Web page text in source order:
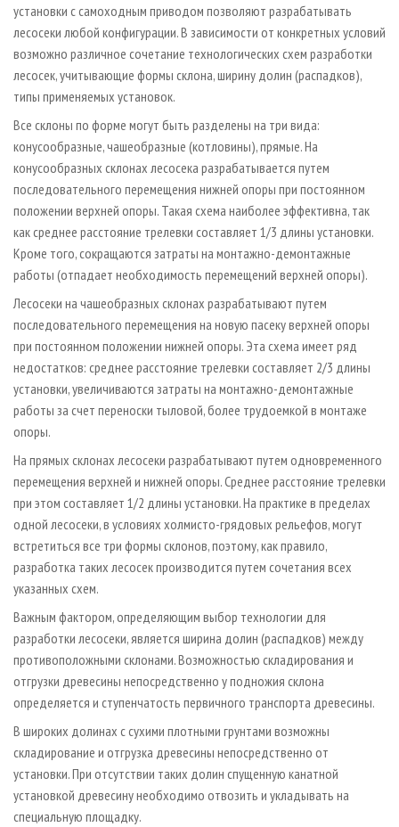
установки с самоходным приводом позволяют разрабатывать
лесосеки любой конфигурации. В зависимости от конкретных условий
возможно различное сочетание технологических схем разработки
лесосек, учитывающие формы склона, ширину долин (распадков),
типы применяемых установок.
Все склоны по форме могут быть разделены на три вида:
конусообразные, чашеобразные (котловины), прямые. На
конусообразных склонах лесосека разрабатывается путем
последовательного перемещения нижней опоры при постоянном
положении верхней опоры. Такая схема наиболее эффективна, так
как среднее расстояние трелевки составляет 1/3 длины установки.
Кроме того, сокращаются затраты на монтажно-­демонтажные
работы (отпадает необходимость перемещений верхней опоры).
Лесосеки на чашеобразных склонах разрабатывают путем
последовательного перемещения на новую пасеку верхней опоры
при постоянном положении нижней опоры. Эта схема имеет ряд
недостатков: среднее расстояние трелевки составляет 2/3 длины
установки, увеличиваются затраты на монтажно­-демонтажные
работы за счет переноски тыловой, более трудоемкой в монтаже
опоры.
На прямых склонах лесосеки разрабатывают путем одновременного
перемещения верхней и нижней опоры. Среднее расстояние трелевки
при этом составляет 1/2 длины установки. На практике в пределах
одной лесосеки, в условиях холмисто­-грядовых рельефов, могут
встретиться все три формы склонов, поэтому, как правило,
разработка таких лесосек производится путем сочетания всех
указанных схем.
Важным фактором, определяющим выбор технологии для
разработки лесосеки, является ширина долин (распадков) между
противоположными склонами. Возможностью складирования и
отгрузки древесины непосредственно у подножия склона
определяется и ступенчатость первичного транспорта древесины.
В широких долинах с сухими плотными грунтами возможны
складирование и отгрузка древесины непосредственно от
установки. При отсутствии таких долин спущенную канатной
установкой древесину необходимо отвозить и укладывать на
специальную площадку.